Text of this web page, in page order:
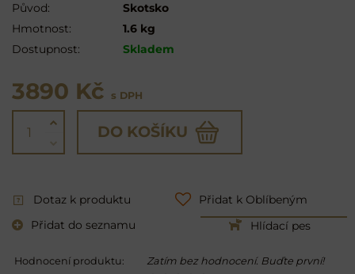
Původ:
Skotsko
Hmotnost:
1.6 kg
Dostupnost:
Skladem
3890 Kč s DPH
DO KOŠÍKU
Dotaz k produktu
Přidat k Oblíbeným
Přidat do seznamu
Hlídací pes
Hodnocení produktu:
Zatím bez hodnocení. Buďte první!